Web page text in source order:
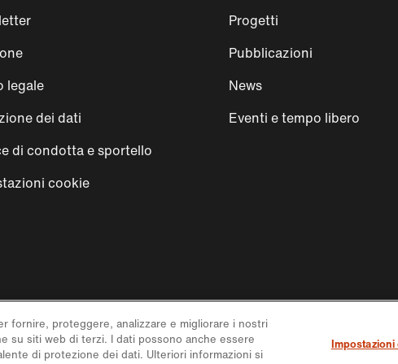
legale
dei dati
di condotta e sportello
cookie
Progetti
Pubblicazioni
News
Eventi e tempo libero
fornire, proteggere, analizzare e migliorare i nostri
su siti web di terzi. I dati possono anche essere
di protezione dei dati. Ulteriori informazioni si